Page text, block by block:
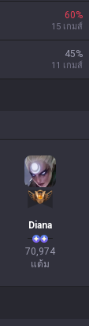
60%
15 เกมส์
45%
11 เกมส์
Diana
70,974
แต้ม